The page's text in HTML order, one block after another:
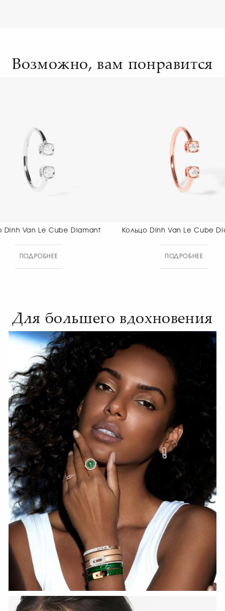
Возможно, вам понравится
Кольцо Dinh Van Le Cube Diamant Кольцо Dinh
Для большего вдохновения